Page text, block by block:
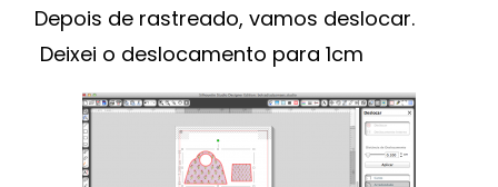
Depois de rastreado, vamos deslocar.
Deixei o deslocamento para 1cm